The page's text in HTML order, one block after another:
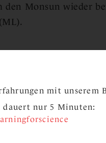
Monsun wieder
in Deutschland
nehmen zu. Es wird
am
mit unserem
dauert nur 5 Minuten: